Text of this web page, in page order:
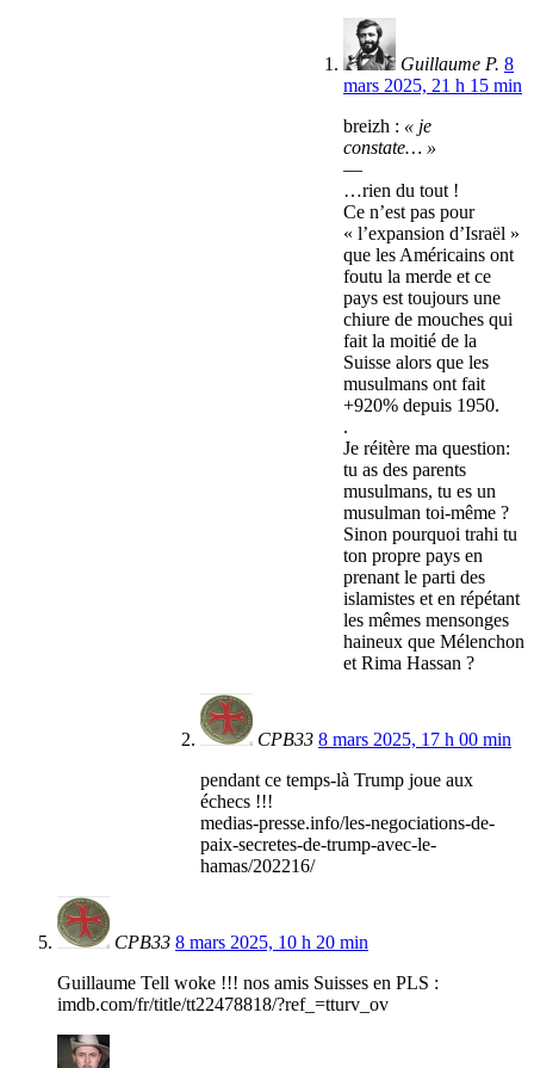
Guillaume P. 8
mars 2025, 21 h 15 min
breizh : « je
constate… »
—
…rien du tout !
Ce n’est pas pour
« l’expansion d’Israël »
que les Américains ont
foutu la merde et ce
pays est toujours une
chiure de mouches qui
fait la moitié de la
Suisse alors que les
musulmans ont fait
+920% depuis 1950.
.
Je réitère ma question:
tu as des parents
musulmans, tu es un
musulman toi-même ?
Sinon pourquoi trahi tu
ton propre pays en
prenant le parti des
islamistes et en répétant
les mêmes mensonges
haineux que Mélenchon
et Rima Hassan ?
CPB33 8 mars 2025, 17 h 00 min
pendant ce temps-là Trump joue aux
échecs !!!
medias-presse.info/les-negociations-de-
paix-secretes-de-trump-avec-le-
hamas/202216/
CPB33 8 mars 2025, 10 h 20 min
Guillaume Tell woke !!! nos amis Suisses en PLS :
imdb.com/fr/title/tt22478818/?ref_=tturv_ov